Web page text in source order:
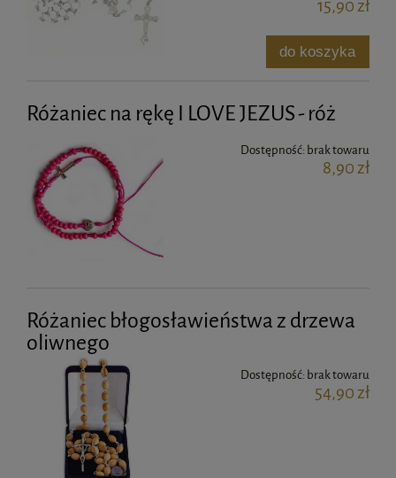
15,90 zł
do koszyka
Różaniec na rękę I LOVE JEZUS - róż
Dostępność: brak towaru
8,90 zł
Różaniec błogosławieństwa z drzewa
oliwnego
Dostępność: brak towaru
54,90 zł